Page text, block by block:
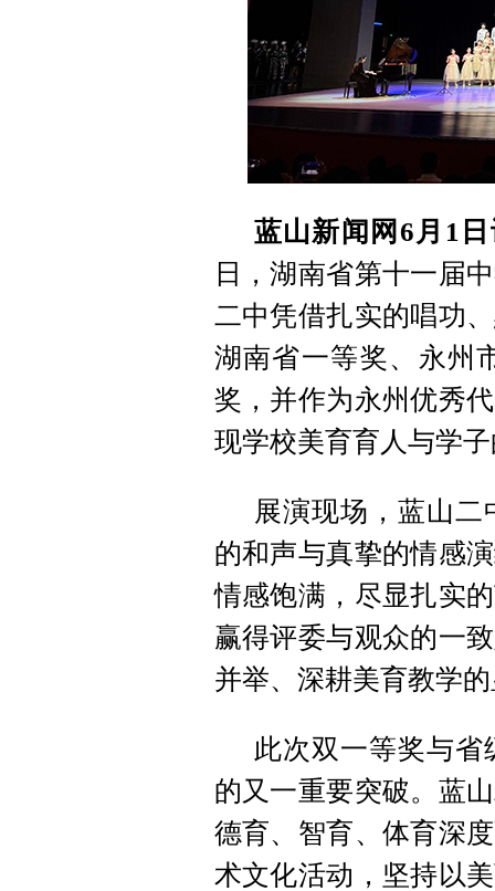
蓝山新闻网6月1
日，湖南省第十一届
二中凭借扎实的唱功
湖南省一等奖、永州
奖，并作为永州优秀
现学校美育育人与学
展演现场，蓝山
的和声与真挚的情感
情感饱满，尽显扎实
赢得评委与观众的一
并举、深耕美育教学
此次双一等奖与
的又一重要突破。蓝
德育、智育、体育深
术文化活动，坚持以